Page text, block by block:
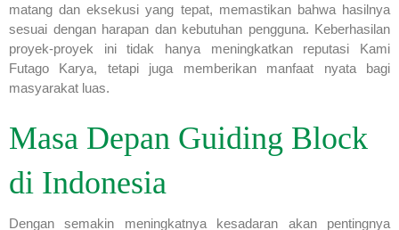
matang dan eksekusi yang tepat, memastikan bahwa hasilnya
sesuai dengan harapan dan kebutuhan pengguna. Keberhasilan
proyek-proyek ini tidak hanya meningkatkan reputasi Kami
Futago Karya, tetapi juga memberikan manfaat nyata bagi
masyarakat luas.
Masa Depan Guiding Block
di Indonesia
Dengan semakin meningkatnya kesadaran akan pentingnya